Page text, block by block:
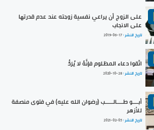
على الزوج أن يراعي نفسية زوجته عند عدم قدرتها
على الانجاب
تاريخ النشر :2019-06-17
اتّقوا دعاء المظلوم فإنَّهُ لا يُرَدُّ
تاريخ النشر :2020-10-28
أبــــو طــــالـــــب (رضوان الله عليه) في فتوى منصفة
للأزهر
تاريخ النشر :2021-02-05